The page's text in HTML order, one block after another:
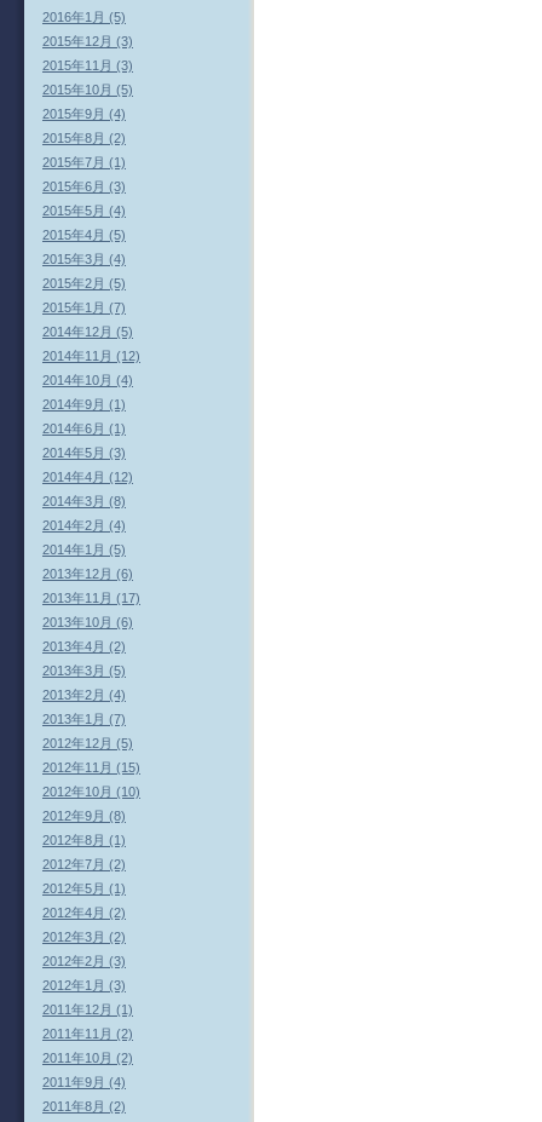
2016年1月 (5)
2015年12月 (3)
2015年11月 (3)
2015年10月 (5)
2015年9月 (4)
2015年8月 (2)
2015年7月 (1)
2015年6月 (3)
2015年5月 (4)
2015年4月 (5)
2015年3月 (4)
2015年2月 (5)
2015年1月 (7)
2014年12月 (5)
2014年11月 (12)
2014年10月 (4)
2014年9月 (1)
2014年6月 (1)
2014年5月 (3)
2014年4月 (12)
2014年3月 (8)
2014年2月 (4)
2014年1月 (5)
2013年12月 (6)
2013年11月 (17)
2013年10月 (6)
2013年4月 (2)
2013年3月 (5)
2013年2月 (4)
2013年1月 (7)
2012年12月 (5)
2012年11月 (15)
2012年10月 (10)
2012年9月 (8)
2012年8月 (1)
2012年7月 (2)
2012年5月 (1)
2012年4月 (2)
2012年3月 (2)
2012年2月 (3)
2012年1月 (3)
2011年12月 (1)
2011年11月 (2)
2011年10月 (2)
2011年9月 (4)
2011年8月 (2)